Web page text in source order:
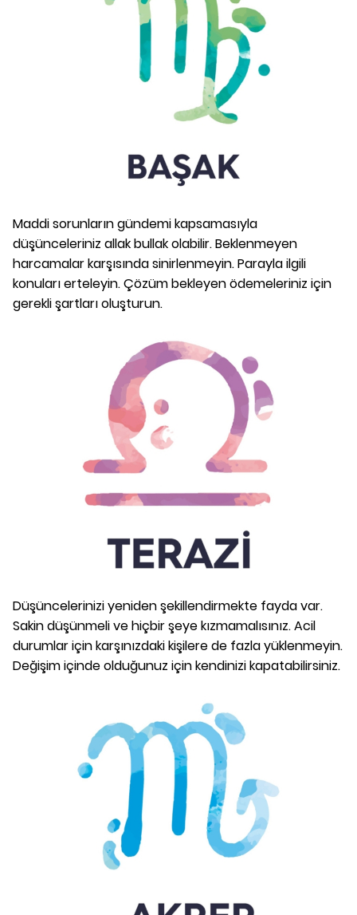
Maddi sorunların gündemi kapsamasıyla
düşünceleriniz allak bullak olabilir. Beklenmeyen
harcamalar karşısında sinirlenmeyin. Parayla ilgili
konuları erteleyin. Çözüm bekleyen ödemeleriniz için
gerekli şartları oluşturun.
Düşüncelerinizi yeniden şekillendirmekte fayda var.
Sakin düşünmeli ve hiçbir şeye kızmamalısınız. Acil
durumlar için karşınızdaki kişilere de fazla yüklenmeyin.
Değişim içinde olduğunuz için kendinizi kapatabilirsiniz.